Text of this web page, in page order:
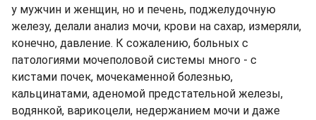
у мужчин и женщин, но и печень, поджелудочную
железу, делали анализ мочи, крови на сахар, измеряли,
конечно, давление. К сожалению, больных с
патологиями мочеполовой системы много - с
кистами почек, мочекаменной болезнью,
кальцинатами, аденомой предстательной железы,
водянкой, варикоцели, недержанием мочи и даже